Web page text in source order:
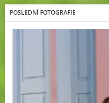
POSLEDNÍ FOTOGRAFIE